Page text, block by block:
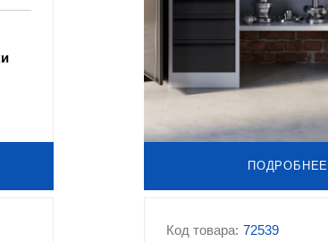
ПОДРОБНЕЕ
Код товара: 72539